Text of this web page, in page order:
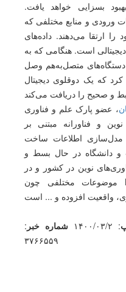
بسزایی خواهد یافت.
ورودی و منابع مختلفی که
را ارتقا می‌دهند. داده‌های
است. هنگامی ‌که به
دستگاه‌های متصل‌به‌هم وصل
که یک دوقلوی دیجیتال
، عضو پارک علم و فناوری
و فناورانه مبتنی بر
مدل‌سازی اطلاعات ساخت (BIM) در کشور، با بهره‌گیری از
دانشگاه در حال بسط و
نوین در کشور و در
موضوعات مختلفی چون BIM، دوقلوی دیجیتالی، واقعیت
: ۱۴۰۰/۰۳/۲ شماره خبر :
۳۷۶۶۵۵۹